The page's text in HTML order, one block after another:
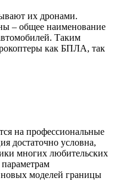
их дронами.
– общее наименование
Таким
как БПЛА, так
на профессиональные
достаточно условна,
многих любительских
моделей границы